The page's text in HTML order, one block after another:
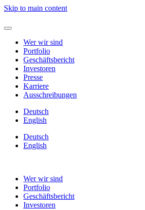
Skip to main content
Wer wir sind
Portfolio
Geschäftsbericht
Investoren
Presse
Karriere
Ausschreibungen
Deutsch
English
Deutsch
English
Wer wir sind
Portfolio
Geschäftsbericht
Investoren